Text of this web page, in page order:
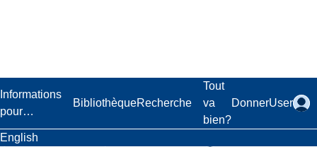
Informations
pour…
BibliothèqueRecherche
Tout
va
bien?
DonnerUser
English